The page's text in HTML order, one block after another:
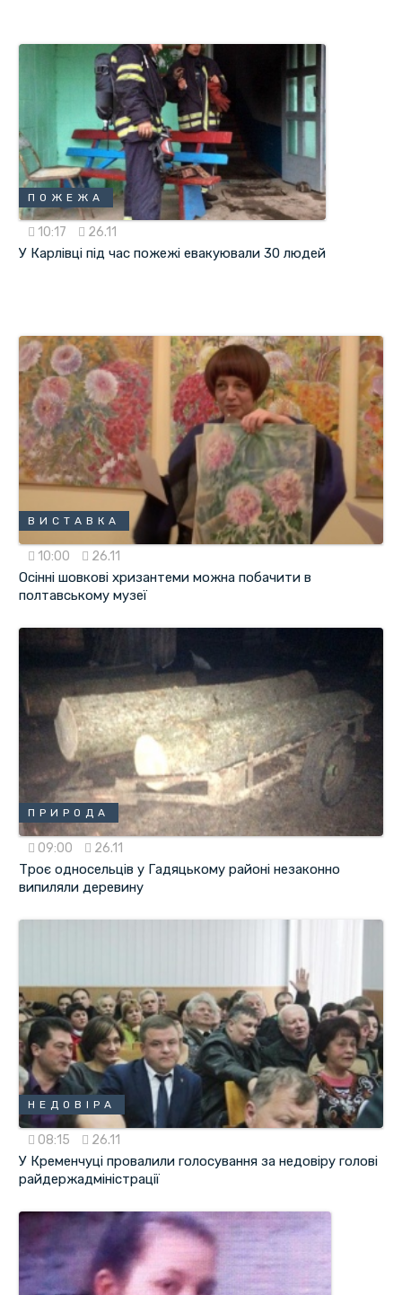
ПОЖЕЖА
10:17 26.11
У Карлівці під час пожежі евакуювали 30 людей
ВИСТАВКА
10:00 26.11
Осінні шовкові хризантеми можна побачити в
полтавському музеї
ПРИРОДА
09:00 26.11
Троє односельців у Гадяцькому районі незаконно
випиляли деревину
НЕДОВІРА
08:15 26.11
У Кременчуці провалили голосування за недовіру голові
райдержадміністрації